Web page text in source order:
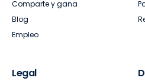
Comparte y gana
Blog
Empleo
Legal